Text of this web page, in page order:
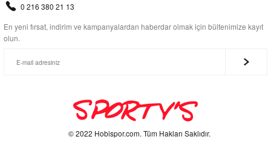
0 216 380 21 13
En yeni fırsat, indirim ve kampanyalardan haberdar olmak için bültenimize kayıt
olun.
© 2022 Hobispor.com. Tüm Hakları Saklıdır.